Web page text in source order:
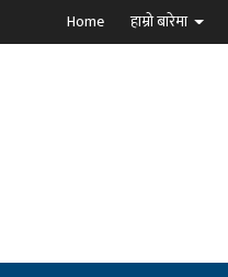
Home हाम्रो बारेमा